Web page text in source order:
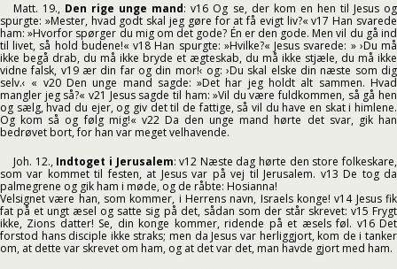
Matt. 19., Den rige unge mand: v16 Og se, der kom en hen til Jesus og
spurgte: »Mester, hvad godt skal jeg gøre for at få evigt liv?« v17 Han svarede
ham: »Hvorfor spørger du mig om det gode? Én er den gode. Men vil du gå ind
til livet, så hold budene!« v18 Han spurgte: »Hvilke?« Jesus svarede: » ›Du må
ikke begå drab, du må ikke bryde et ægteskab, du må ikke stjæle, du må ikke
vidne falsk, v19 ær din far og din mor!‹ og: ›Du skal elske din næste som dig
selv.‹ « v20 Den unge mand sagde: »Det har jeg holdt alt sammen. Hvad
mangler jeg så?« v21 Jesus sagde til ham: »Vil du være fuldkommen, så gå hen
og sælg, hvad du ejer, og giv det til de fattige, så vil du have en skat i himlene.
Og kom så og følg mig!« v22 Da den unge mand hørte det svar, gik han
bedrøvet bort, for han var meget velhavende.
Joh. 12., Indtoget i Jerusalem: v12 Næste dag hørte den store folkeskare,
som var kommet til festen, at Jesus var på vej til Jerusalem. v13 De tog da
palmegrene og gik ham i møde, og de råbte: Hosianna!
Velsignet være han, som kommer, i Herrens navn, Israels konge! v14 Jesus fik
fat på et ungt æsel og satte sig på det, sådan som der står skrevet: v15 Frygt
ikke, Zions datter! Se, din konge kommer, ridende på et æsels føl. v16 Det
forstod hans disciple ikke straks; men da Jesus var herliggjort, kom de i tanker
om, at dette var skrevet om ham, og at det var det, man havde gjort med ham.